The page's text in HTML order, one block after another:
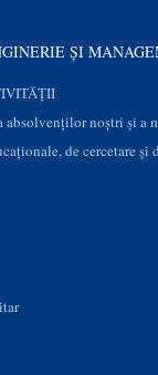
ȘI
noștri și a
de cercetare şi